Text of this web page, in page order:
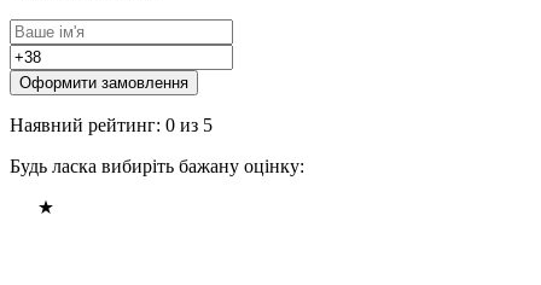
Оформити замовлення
Наявний рейтинг: 0 из 5
Будь ласка вибиріть бажану оцінку: